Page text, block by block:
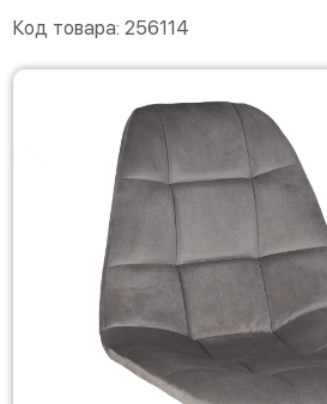
Код товара: 256114